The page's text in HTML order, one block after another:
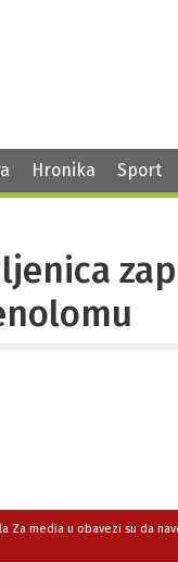
Hronika Sport
Za media u obavezi su da